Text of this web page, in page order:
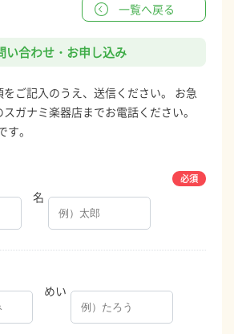
一覧へ戻る
い合わせ・お申し込み
ご記入のうえ、送信ください。 お急
ガナミ楽器店までお電話ください。
。
名
めい